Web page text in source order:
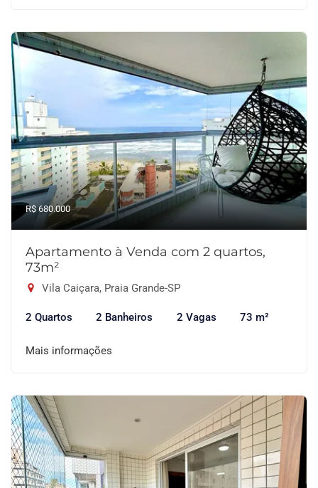
R$ 680.000
Apartamento à Venda com 2 quartos,
73m²
Vila Caiçara, Praia Grande-SP
2 Quartos 2 Banheiros 2 Vagas 73 m²
Mais informações